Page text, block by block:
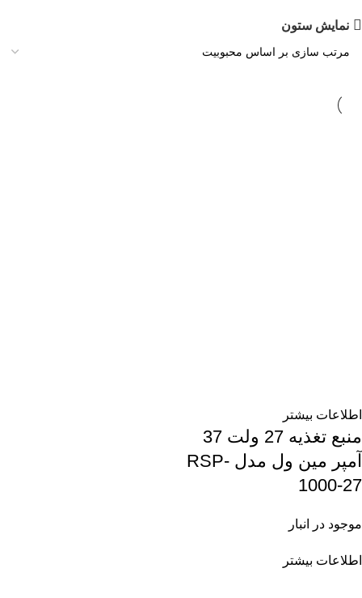
نمایش ستون
اطلاعات بیشتر
منبع تغذیه 27 ولت 37
آمپر مین ول مدل RSP-
1000-27
موجود در انبار
اطلاعات بیشتر